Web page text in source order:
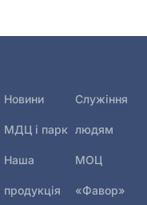
Новини
МДЦ і парк
Наша
продукція
Служіння
людям
МОЦ
«Фавор»